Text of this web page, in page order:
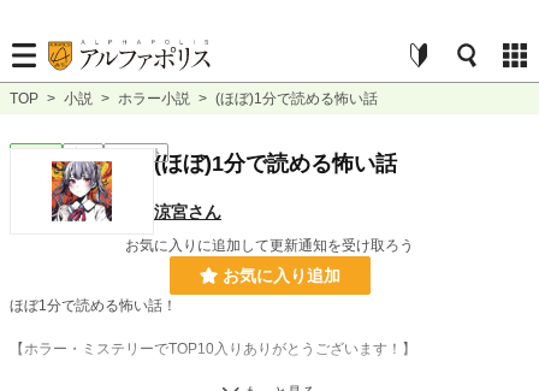
TOP > 小説 > ホラー小説 > (ほぼ)1分で読める怖い話
ｼｮｰﾄｼｮｰﾄ(ほぼ)1分で読める怖い話
涼宮さん
お気に入りに追加して更新通知を受け取ろう
お気に入り追加
ほぼ1分で読める怖い話！
【ホラー・ミステリーでTOP10入りありがとうございます！】